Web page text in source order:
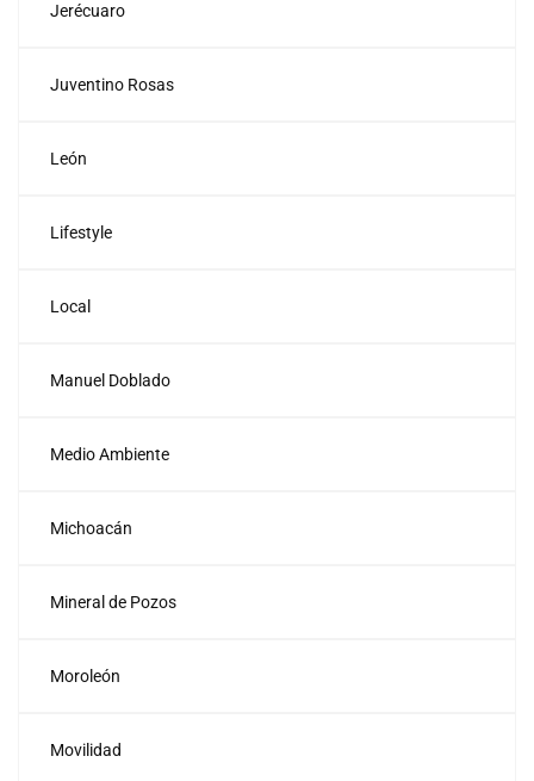
Jerécuaro
Juventino Rosas
León
Lifestyle
Local
Manuel Doblado
Medio Ambiente
Michoacán
Mineral de Pozos
Moroleón
Movilidad